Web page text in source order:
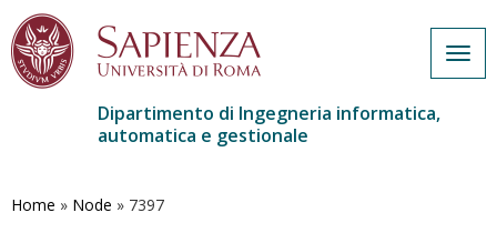
contenuto
Dipartimento di Ingegneria informatica,
automatica e gestionale
Home » Node » 7397